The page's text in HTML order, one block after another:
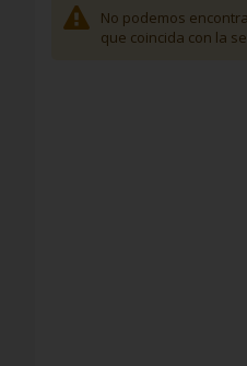
No podemos
que coincida con la